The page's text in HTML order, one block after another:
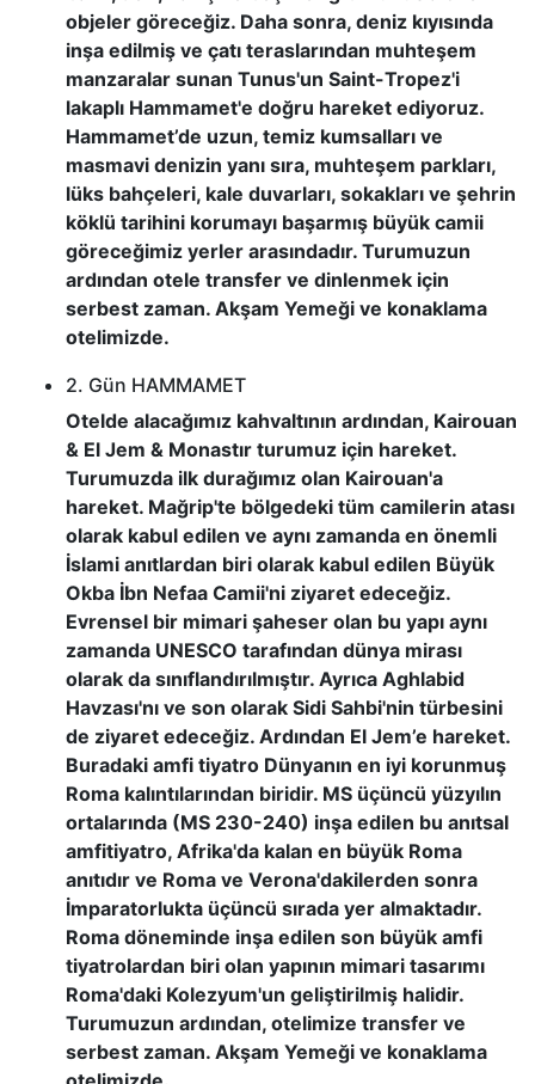
objeler göreceğiz. Daha sonra, deniz kıyısında
inşa edilmiş ve çatı teraslarından muhteşem
manzaralar sunan Tunus'un Saint-Tropez'i
lakaplı Hammamet'e doğru hareket ediyoruz.
Hammamet’de uzun, temiz kumsalları ve
masmavi denizin yanı sıra, muhteşem parkları,
lüks bahçeleri, kale duvarları, sokakları ve şehrin
köklü tarihini korumayı başarmış büyük camii
göreceğimiz yerler arasındadır. Turumuzun
ardından otele transfer ve dinlenmek için
serbest zaman. Akşam Yemeği ve konaklama
otelimizde.
2. Gün HAMMAMET
Otelde alacağımız kahvaltının ardından, Kairouan
& El Jem & Monastır turumuz için hareket.
Turumuzda ilk durağımız olan Kairouan'a
hareket. Mağrip'te bölgedeki tüm camilerin atası
olarak kabul edilen ve aynı zamanda en önemli
İslami anıtlardan biri olarak kabul edilen Büyük
Okba İbn Nefaa Camii'ni ziyaret edeceğiz.
Evrensel bir mimari şaheser olan bu yapı aynı
zamanda UNESCO tarafından dünya mirası
olarak da sınıflandırılmıştır. Ayrıca Aghlabid
Havzası'nı ve son olarak Sidi Sahbi'nin türbesini
de ziyaret edeceğiz. Ardından El Jem’e hareket.
Buradaki amfi tiyatro Dünyanın en iyi korunmuş
Roma kalıntılarından biridir. MS üçüncü yüzyılın
ortalarında (MS 230-240) inşa edilen bu anıtsal
amfitiyatro, Afrika'da kalan en büyük Roma
anıtıdır ve Roma ve Verona'dakilerden sonra
İmparatorlukta üçüncü sırada yer almaktadır.
Roma döneminde inşa edilen son büyük amfi
tiyatrolardan biri olan yapının mimari tasarımı
Roma'daki Kolezyum'un geliştirilmiş halidir.
Turumuzun ardından, otelimize transfer ve
serbest zaman. Akşam Yemeği ve konaklama